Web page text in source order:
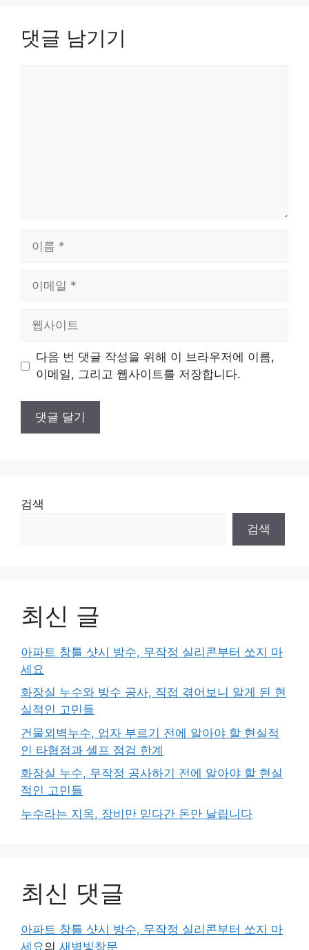
댓글 남기기
트
다음 번 댓글 작성을 위해 이 브라우저에 이름,
이메일, 그리고 웹사이트를 저장합니다.
검색
검색
최신 글
아파트 창틀 샷시 방수, 무작정 실리콘부터 쏘지 마
세요
화장실 누수와 방수 공사, 직접 겪어보니 알게 된 현
실적인 고민들
건물외벽누수, 업자 부르기 전에 알아야 할 현실적
인 타협점과 셀프 점검 한계
화장실 누수, 무작정 공사하기 전에 알아야 할 현실
적인 고민들
누수라는 지옥, 장비만 믿다간 돈만 날립니다
최신 댓글
아파트 창틀 샷시 방수, 무작정 실리콘부터 쏘지 마
세요의 새벽빛창문